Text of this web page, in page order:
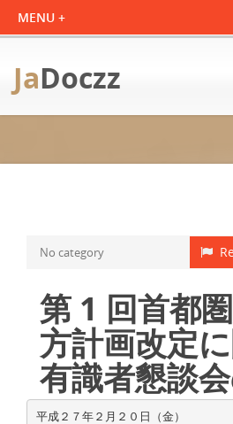
JaDoczz
No category
第 1 回首都
方計画改定
有識者懇談
平成２７年２月２０日（金）